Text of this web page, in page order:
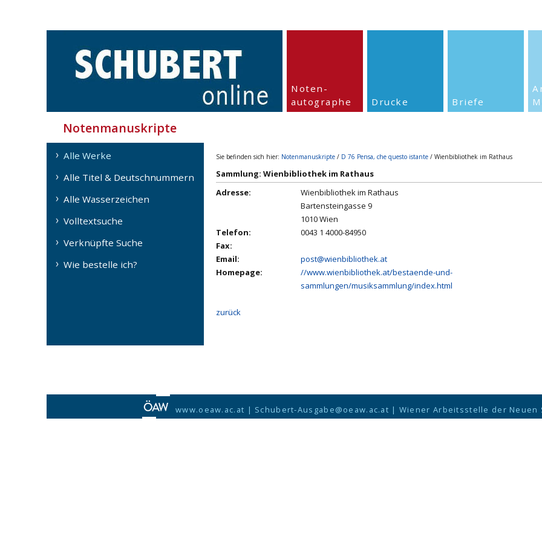
Noten-
autographe
Drucke Briefe
Notenmanuskripte
Alle Werke
Alle Titel & Deutschnummern
Alle Wasserzeichen
Volltextsuche
Verknüpfte Suche
Wie bestelle ich?
Sie befinden sich hier: Notenmanuskripte / D 76 Pensa, che questo istante / Wienbibliothek im Rathaus
Sammlung: Wienbibliothek im Rathaus
Adresse:
Wienbibliothek im Rathaus
Bartensteingasse 9
1010 Wien
Telefon:
0043 1 4000-84950
Fax:
Email:
post@wienbibliothek.at
Homepage:
//www.wienbibliothek.at/bestaende-und-
sammlungen/musiksammlung/index.html
zurück
www.oeaw.ac.at | Schubert-Ausgabe@oeaw.ac.at | Wiener Arbeitsstelle der Neuen